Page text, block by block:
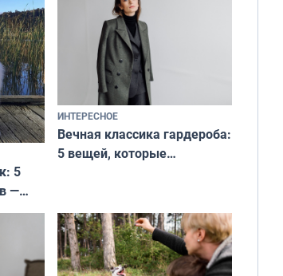
5
—
ИНТЕРЕСНОЕ
Вечная классика гардероба:
5 вещей, которые
и актуально в любой сезон